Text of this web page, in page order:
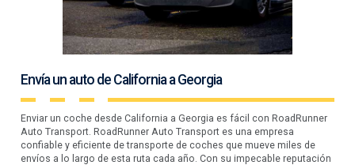
Envía un auto de California a Georgia
Enviar un coche desde California a Georgia es fácil con RoadRunner
Auto Transport. RoadRunner Auto Transport es una empresa
confiable y eficiente de transporte de coches que mueve miles de
envíos a lo largo de esta ruta cada año. Con su impecable reputación